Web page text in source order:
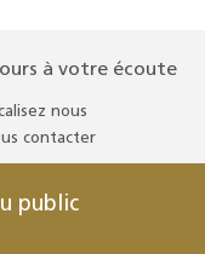
à votre écoute
nous
contacter
public